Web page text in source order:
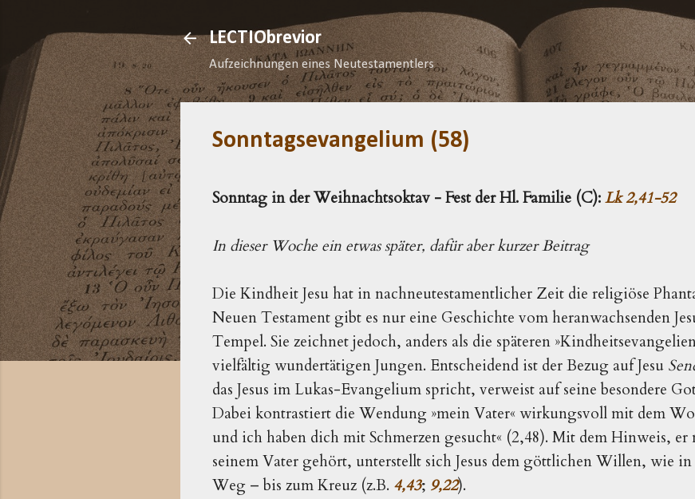
Direkt zum Hauptbereich
LECTIObrevior
Aufzeichnungen eines Neutestamentlers
Sonntagsevangelium (58)
Sonntag in der Weihnachtsoktav - Fest der Hl. Familie (C):Lk 2,41-52
In dieser Woche ein etwas später, dafür aber kurzer Beitrag
Die Kindheit Jesu hat in nachneutestamentlicher Zeit die religiöse
Neuen Testament gibt es nur eine Geschichte vom heranwachsenden
Tempel. Sie zeichnet jedoch, anders als die späteren »
vielfältig wundertätigen Jungen. Entscheidend ist der Bezug auf Jesu
das Jesus im Lukas-Evangelium spricht, verweist auf seine besondere
Dabei kontrastiert die Wendung »mein Vater« wirkungsvoll mit dem
und ich haben dich mit Schmerzen gesucht« (2,48). Mit dem Hinweis, er
seinem Vater gehört, unterstellt sich Jesus dem göttlichen Willen, wie in
Weg – bis zum Kreuz (z.B. 4,43; 9,22).